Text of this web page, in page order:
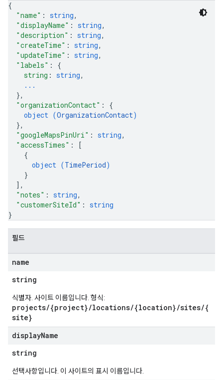
{
"name" : string,
"displayName" : string,
"description" : string,
"createTime" : string,
"updateTime" : string,
"labels" : {
string : string,
...
},
"organizationContact" : {
object (OrganizationContact)
},
"googleMapsPinUri" : string,
"accessTimes" :
[
{
object (TimePeriod)
}
] ,
"notes" : string,
"customerSiteId" : string
}
필드
name
string
식별자. 사이트 이름입니다. 형식:
projects/{project}/locations/{location}/sites/{
site}
displayName
string
선택사항입니다. 이 사이트의 표시 이름입니다.